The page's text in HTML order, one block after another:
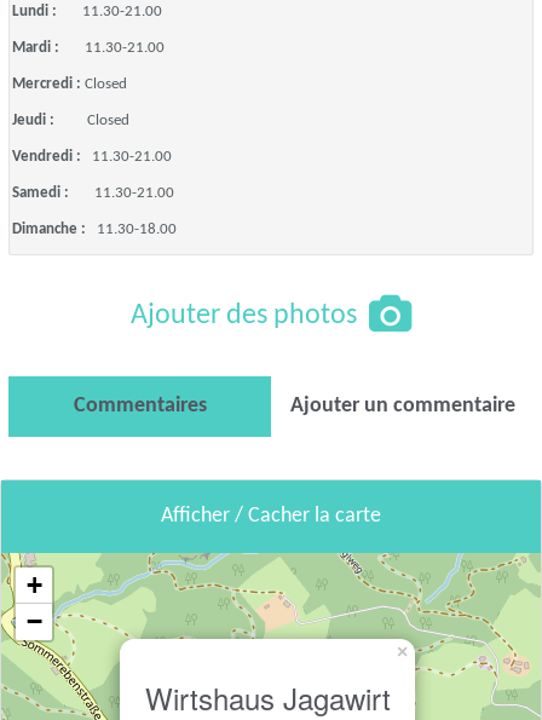
Lundi : 11.30-21.00
Mardi : 11.30-21.00
Mercredi : Closed
Jeudi : Closed
Vendredi : 11.30-21.00
Samedi : 11.30-21.00
Dimanche : 11.30-18.00
Ajouter des photos
Commentaires Ajouter un commentaire
Afficher / Cacher la carte
Wirtshaus Jagawirt
×
+
−